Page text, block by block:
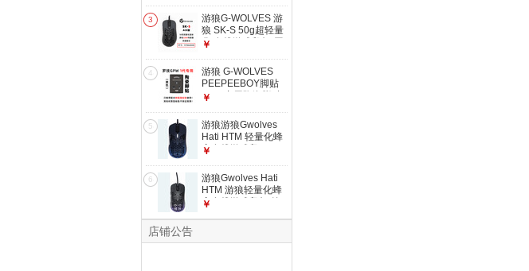
彩 原相3327 侧面亚
光磨砂
3
游狼G-WOLVES 游
狼 SK-S 50g超轻量
化 有线游戏鼠标 原
￥
4
游狼 G-WOLVES
PEEPEEBOY脚贴
GPW专用陶瓷脚贴
脚贴 黑色（树脂传
说的用户勿拍）
￥
5
游狼游狼Gwolves
Hati HTM 轻量化蜂
窝有线游戏鼠
器,16,000 DPI 渐变
蓝 有线鼠标
￥
6
游狼Gwolves Hati
HTM 游狼轻量化蜂
窝有线游戏鼠标 约
￥
店铺公告